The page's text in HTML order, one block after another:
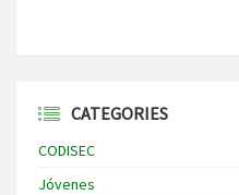
CATEGORIES
CODISEC
Jóvenes